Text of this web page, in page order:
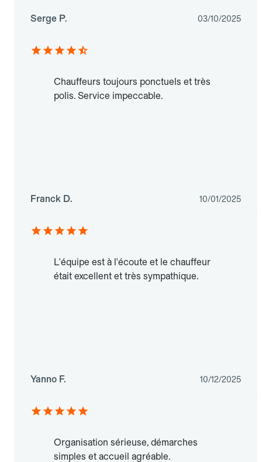
Serge P. 03/10/2025
Chauffeurs toujours ponctuels et très
polis. Service impeccable.
Franck D. 10/01/2025
L'équipe est à l'écoute et le chauffeur
était excellent et très sympathique.
Yanno F. 10/12/2025
Organisation sérieuse, démarches
simples et accueil agréable.